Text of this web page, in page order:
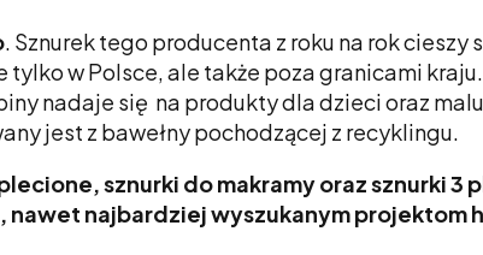
. Sznurek tego producenta z roku na rok
w Polsce, ale także poza granicami
nadaje się na produkty dla dzieci oraz
jest z bawełny pochodzącej z recyklingu.
sznurki do makramy oraz sznurki 3
nawet najbardziej wyszukanym projektom